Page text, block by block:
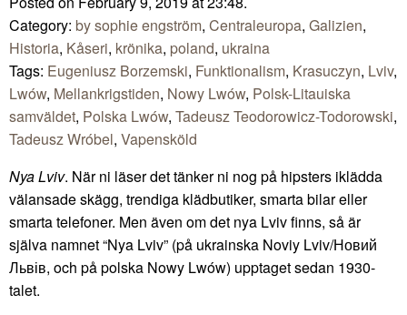
Category: by sophie engström, Centraleuropa, Galizien,
Historia, Kåseri, krönika, poland, ukraina
Tags: Eugeniusz Borzemski, Funktionalism, Krasuczyn, Lviv,
Lwów, Mellankrigstiden, Nowy Lwów, Polsk-Litauiska
samväldet, Polska Lwów, Tadeusz Teodorowicz-Todorowski,
Tadeusz Wróbel, Vapensköld
Nya Lviv. När ni läser det tänker ni nog på hipsters iklädda
välansade skägg, trendiga klädbutiker, smarta bilar eller
smarta telefoner. Men även om det nya Lviv finns, så är
själva namnet “Nya Lviv” (på ukrainska Noviy Lviv/Новий
Львів, och på polska Nowy Lwów) upptaget sedan 1930-
talet.